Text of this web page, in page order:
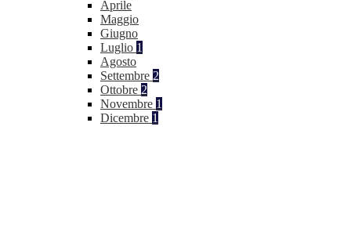
Aprile
Maggio
Giugno
Luglio 1
Agosto
Settembre 2
Ottobre 2
Novembre 1
Dicembre 1